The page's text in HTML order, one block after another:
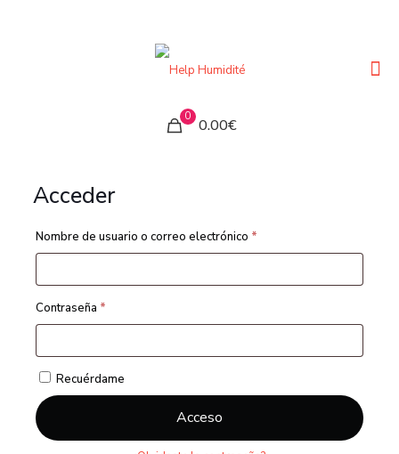
0 0.00€
Acceder
Nombre de usuario o correo electrónico *
Contraseña *
Recuérdame
Acceso